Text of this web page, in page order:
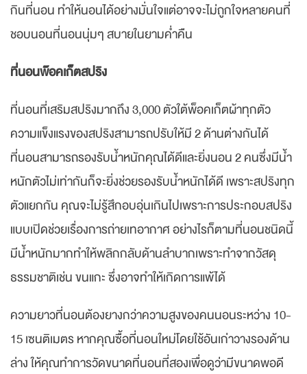
กินที่นอน ทำให้นอนได้อย่างมั่นใจแต่อาจจะไม่ถูกใจหลายคนที่
ชอบนอนที่นอนนุ่มๆ สบายในยามค่ำคืน
ที่นอนพ๊อคเก็ตสปริง
ที่นอนที่เสริมสปริงมากถึง 3,000 ตัวใต้พ็อคเก็ตผ้าทุกตัว
ความแข็งแรงของสปริงสามารถปรับให้มี 2 ด้านต่างกันได้
ที่นอนสามารถรองรับน้ำหนักคุณได้ดีและยิ่งนอน 2 คนซึ่งมีน้ำ
หนักตัวไม่เท่ากันก็จะยิ่งช่วยรองรับน้ำหนักได้ดี เพราะสปริงทุก
ตัวแยกกัน คุณจะไม่รู้สึกอบอุ่นเกินไปเพราะการประกอบสปริง
แบบเปิดช่วยเรื่องการถ่ายเทอากาศ อย่างไรก็ตามที่นอนชนิดนี้
มีน้ำหนักมากทำให้พลิกกลับด้านลำบากเพราะทำจากวัสดุ
ธรรมชาติเช่น ขนแกะ ซึ่งอาจทำให้เกิดการแพ้ได้
ความยาวที่นอนต้องยางกว่าความสูงของคนนอนระหว่าง 10-
15 เซนติเมตร หากคุณซื้อที่นอนใหม่โดยใช้อันเก่าวางรองด้าน
ล่าง ให้คุณทำการวัดขนาดที่นอนที่สองเพื่อดูว่ามีขนาดพอดี